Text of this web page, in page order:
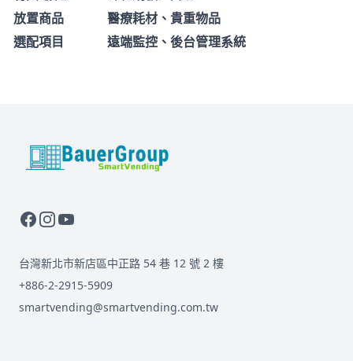
放置商品
醫療耗材、貴重物品
選配項目
遠端監控、後台管理系統
BauerGroup Tech
台灣新北市新店區中正路 54 巷 12 號 2 樓
+886-2-2915-5909
smartvending@smartvending.com.tw